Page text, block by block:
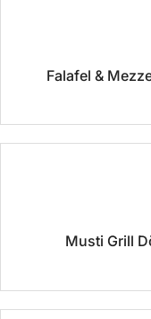
Falafel &
Musti Grill